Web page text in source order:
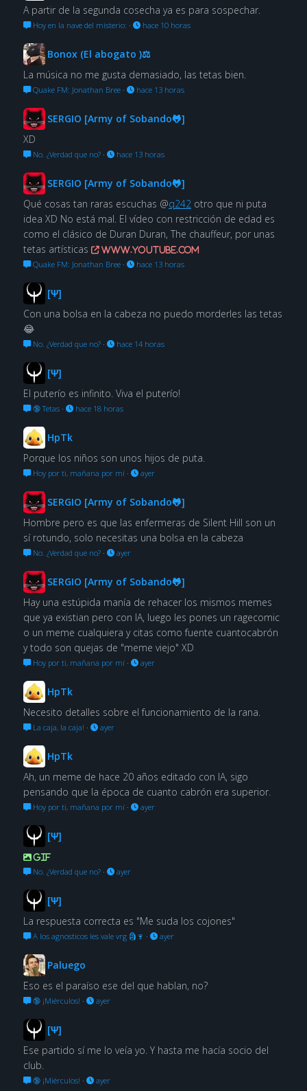
A partir de la segunda cosecha ya es para sospechar.
Hoy en la nave del misterio: · hace 10 horas
Bonox (El abogato )⚖
La música no me gusta demasiado, las tetas bien.
Quake FM: Jonathan Bree· hace 13 horas
SERGIO [Army of Sobando🐸]
XD
No. ¿Verdad que no?· hace 13 horas
SERGIO [Army of Sobando🐸]
Qué cosas tan raras escuchas @q242otro que ni puta
idea XD No está mal. El vídeo con restricción de edad es
como el clásico de Duran Duran, The chauffeur, por unas
tetas artísticas
www.youtube.com
Quake FM: Jonathan Bree· hace 13 horas
[Ψ]
Con una bolsa en la cabeza no puedo morderles las tetas
😂
No. ¿Verdad que no?· hace 14 horas
[Ψ]
El puterío es infinito. Viva el puterío!
🔞 Tetas· hace 18 horas
HpTk
Porque los niños son unos hijos de puta.
Hoy por ti, mañana por mí· ayer
SERGIO [Army of Sobando🐸]
Hombre pero es que las enfermeras de Silent Hill son un
sí rotundo, solo necesitas una bolsa en la cabeza
No. ¿Verdad que no?· ayer
SERGIO [Army of Sobando🐸]
Hay una estúpida manía de rehacer los mismos memes
que ya existian pero con IA, luego les pones un ragecomic
o un meme cualquiera y citas como fuente cuantocabrón
y todo son quejas de "meme viejo" XD
Hoy por ti, mañana por mí· ayer
HpTk
Necesito detalles sobre el funcionamiento de la rana.
La caja, la caja! · ayer
HpTk
Ah, un meme de hace 20 años editado con IA, sigo
pensando que la época de cuanto cabrón era superior.
Hoy por ti, mañana por mí· ayer
[Ψ]
GIF
No. ¿Verdad que no?· ayer
[Ψ]
La respuesta correcta es "Me suda los cojones"
A los agnosticos les vale vrg 🗿🍷 · ayer
Paluego
Eso es el paraíso ese del que hablan, no?
🔞 ¡Miérculos! · ayer
[Ψ]
Ese partido sí me lo veía yo. Y hasta me hacía socio del
club.
🔞 ¡Miérculos! · ayer